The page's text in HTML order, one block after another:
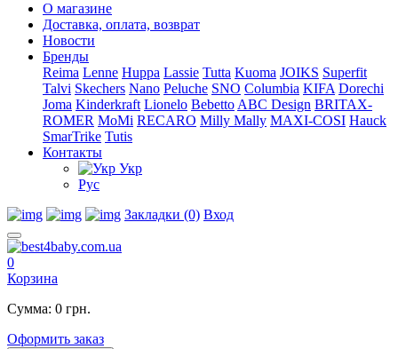
О магазине
Доставка, оплата, возврат
Новости
Бренды
Reima Lenne Huppa Lassie Tutta Kuoma JOIKS Superfit
Talvi Skechers Nano Peluche SNO Columbia KIFA Dorechi
Joma Kinderkraft Lionelo Bebetto ABC Design BRITAX-
ROMER MoMi RECARO Milly Mally MAXI-COSI Hauck
SmarTrike Tutis
Контакты
Укр
Рус
Закладки (0) Вход
0
Корзина
Сумма: 0 грн.
Оформить заказ